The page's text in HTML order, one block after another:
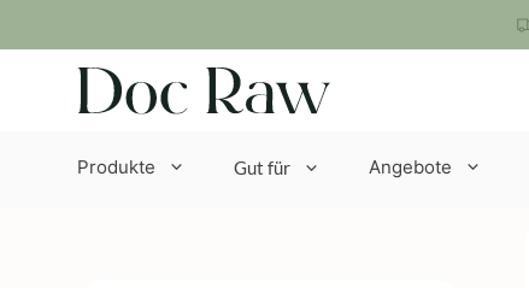
Inhalt
springen
Produkte Gut für Angebote